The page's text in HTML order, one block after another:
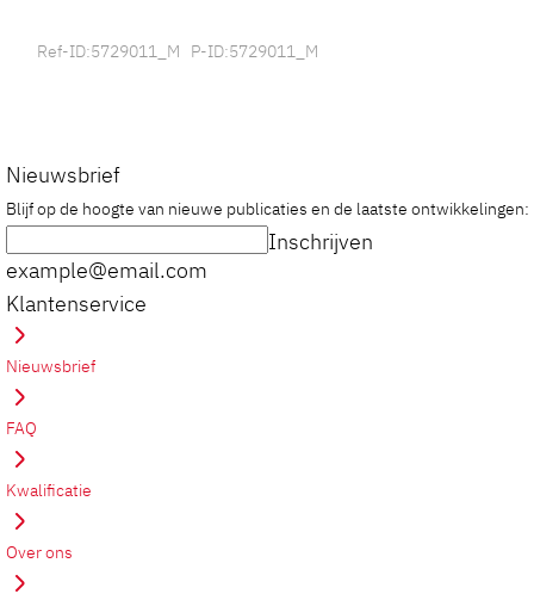
Ref-ID:5729011_M P-ID:5729011_M
Nieuwsbrief
Blijf op de hoogte van nieuwe publicaties en de laatste ontwikkelingen:
example@email.com
Inschrijven
Klantenservice
Nieuwsbrief
FAQ
Kwalificatie
Over ons